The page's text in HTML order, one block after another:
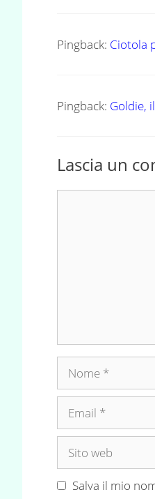
Pingback: Ciotola
Pingback: Goldie,
Lascia un
Nome
Email
Sito
Salva il mio